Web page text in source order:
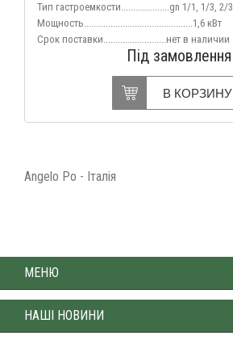
Тип гастроемкости....................gn 1/1, 1/3, 2/3
Мощность.............................................1,6 кВт
Срок поставки..........................нет в наличии
Під замовлення
В КОРЗИНУ
Angelo Po - Італія
МЕНЮ
НАШІ НОВИНИ